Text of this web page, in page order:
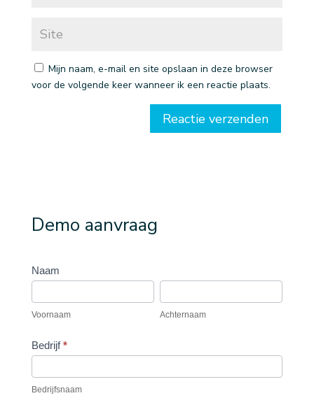
Mijn naam, e-mail en site opslaan in deze browser
voor de volgende keer wanneer ik een reactie plaats.
Demo aanvraag
Vraag
demo
aan
Naam
Voornaam Achternaam
Bedrijf*
Bedrijfsnaam